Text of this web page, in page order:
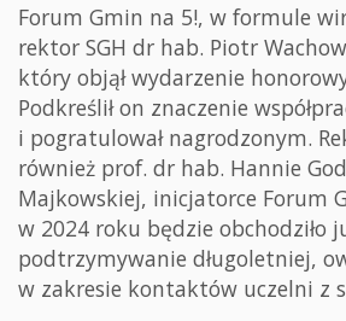
Forum Gmin na 5!, w formule
rektor SGH dr hab. Piotr
który objął wydarzenie
Podkreślił on znaczenie
i pogratulował nagrodzonym.
również prof. dr hab. Hannie
Majkowskiej, inicjatorce Forum
w 2024 roku będzie obchodziło
podtrzymywanie długoletniej,
w zakresie kontaktów uczelni z